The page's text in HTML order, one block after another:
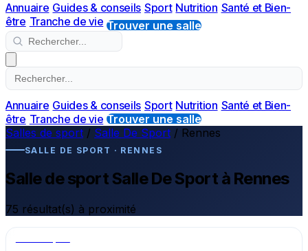
Annuaire Guides & conseils Sport Nutrition Santé et Bien-
être Tranche de vie Trouver une salle
Annuaire Guides & conseils Sport Nutrition Santé et Bien-
être Tranche de vie Trouver une salle
Salles de sport / Salle De Sport / Rennes
SALLE DE SPORT · RENNES
Salle de sport Salle De Sport à Rennes
75 résultat(s) à proximité